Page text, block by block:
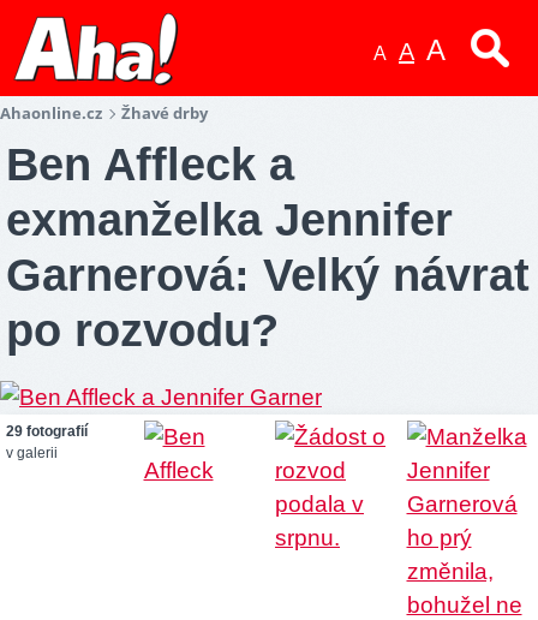
A A A
Ahaonline.cz Žhavé drby
Ben Affleck a
exmanželka Jennifer
Garnerová: Velký návrat
po rozvodu?
29 fotografií
v galerii